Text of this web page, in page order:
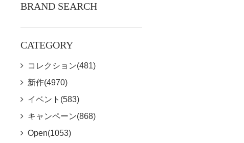
BRAND SEARCH
CATEGORY
コレクション(481)
新作(4970)
イベント(583)
キャンペーン(868)
Open(1053)